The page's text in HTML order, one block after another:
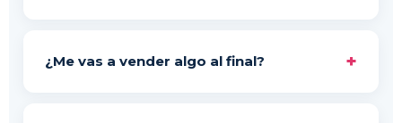
cualquier decisión. Esta sesión tiene un valor real de
¿Me vas a vender algo al final? +